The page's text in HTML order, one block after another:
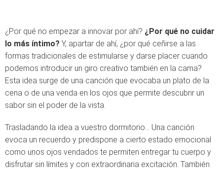
¿Por qué no empezar a innovar por ahí? ¿Por qué no cuidar
lo más íntimo? Y, apartar de ahí, ¿por qué ceñirse a las
formas tradicionales de estimularse y darse placer cuando
podemos introducir un giro creativo también en la cama?
Esta idea surge de una canción que evocaba un plato de la
cena o de una venda en los ojos que permite descubrir un
sabor sin el poder de la vista.
Trasladando la idea a vuestro dormitorio… Una canción
evoca un recuerdo y predispone a cierto estado emocional
como unos ojos vendados te permiten entregar tu cuerpo y
disfrutar sin límites y con extraordinaria excitación. También